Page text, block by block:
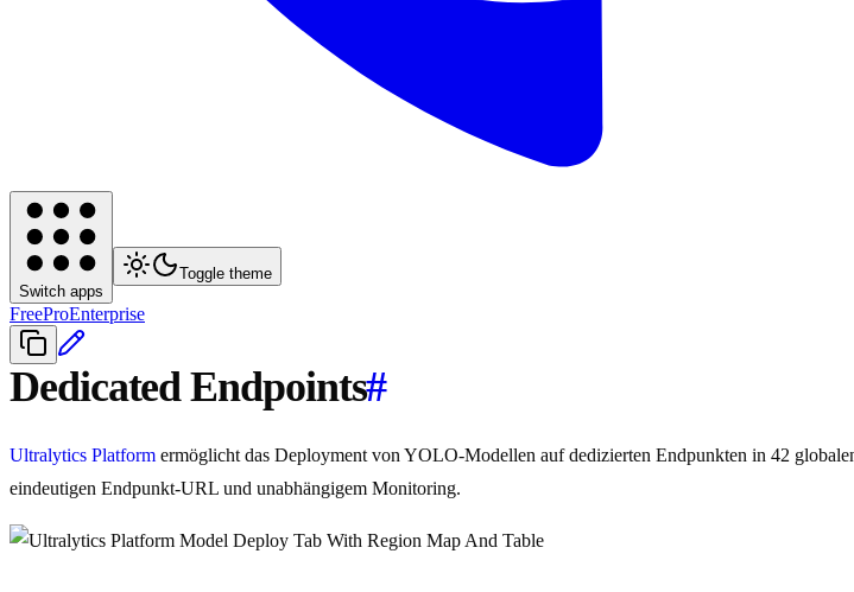
Switch apps
Toggle theme
FreeProEnterprise
Dedicated Endpoints#
Ultralytics Platform ermöglicht das Deployment von YOLO-Modellen auf dedizierten Endpunkten in 42
eindeutigen Endpunkt-URL und unabhängigem Monitoring.